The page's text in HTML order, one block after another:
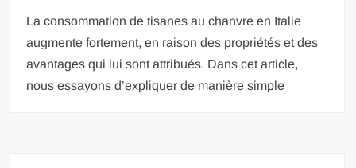
La consommation de tisanes au chanvre en Italie
augmente fortement, en raison des propriétés et des
avantages qui lui sont attribués. Dans cet article,
nous essayons d’expliquer de manière simple